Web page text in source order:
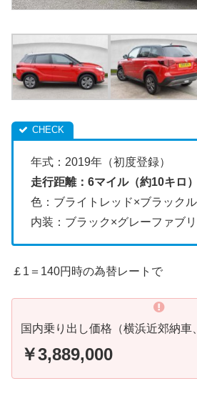
年式：2019年（初度登録）
走行距離：6マイル（約10キロ）
色：ブライトレッド×ブラック
内装：ブラック×グレーファブ
￡1＝140円時の為替レートで
国内乗り出し価格（横浜近郊納車
￥3,889,000